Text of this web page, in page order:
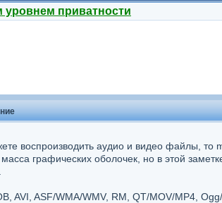
уровнем приватности
воспроизводить аудио и видео файлы, то
графических оболочек, но в этой
AVI, ASF/WMA/WMV, RM, QT/MOV/MP4,